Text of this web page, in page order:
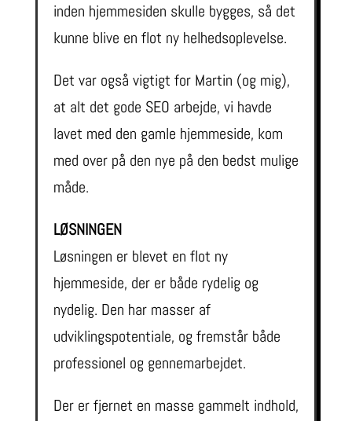
inden hjemmesiden skulle bygges, så det
kunne blive en flot ny helhedsoplevelse.
Det var også vigtigt for Martin (og mig),
at alt det gode SEO arbejde, vi havde
lavet med den gamle hjemmeside, kom
med over på den nye på den bedst mulige
måde.
LØSNINGEN
Løsningen er blevet en flot ny
hjemmeside, der er både rydelig og
nydelig. Den har masser af
udviklingspotentiale, og fremstår både
professionel og gennemarbejdet.
Der er fjernet en masse gammelt indhold,